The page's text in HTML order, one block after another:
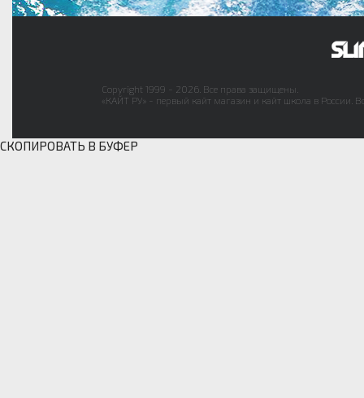
Copyright 1999 - 2026. Все права защищены.
«КАЙТ РУ» - первый кайт магазин и кайт школа в России.
СКОПИРОВАТЬ В БУФЕР